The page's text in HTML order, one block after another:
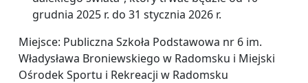
grudnia 2025 r. do 31 stycznia 2026 r.
Miejsce: Publiczna Szkoła Podstawowa nr 6 im.
Władysława Broniewskiego w Radomsku i Miejski
Ośrodek Sportu i Rekreacji w Radomsku